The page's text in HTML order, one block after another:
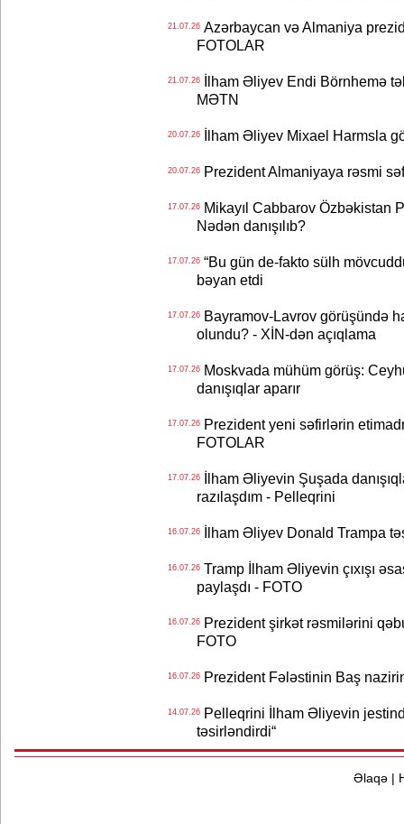
21.07.26Azərbaycan və Almaniya
FOTOLAR
21.07.26İlham Əliyev Endi Börnhemə
MƏTN
20.07.26İlham Əliyev Mixael Harmsla
20.07.26Prezident Almaniyaya rəsmi
17.07.26Mikayıl Cabbarov Özbəkistan
Nədən danışılıb?
17.07.26“Bu gün de-fakto sülh
bəyan etdi
17.07.26Bayramov-Lavrov görüşündə
olundu? - XİN-dən açıqlama
17.07.26Moskvada mühüm görüş:
danışıqlar aparır
17.07.26Prezident yeni səfirlərin
FOTOLAR
17.07.26İlham Əliyevin Şuşada
razılaşdım - Pelleqrini
16.07.26İlham Əliyev Donald Trampa
16.07.26Tramp İlham Əliyevin çıxışı
paylaşdı - FOTO
16.07.26Prezident şirkət rəsmilərini
FOTO
16.07.26Prezident Fələstinin Baş
14.07.26Pelleqrini İlham Əliyevin
təsirləndirdi“
Əlaqə|